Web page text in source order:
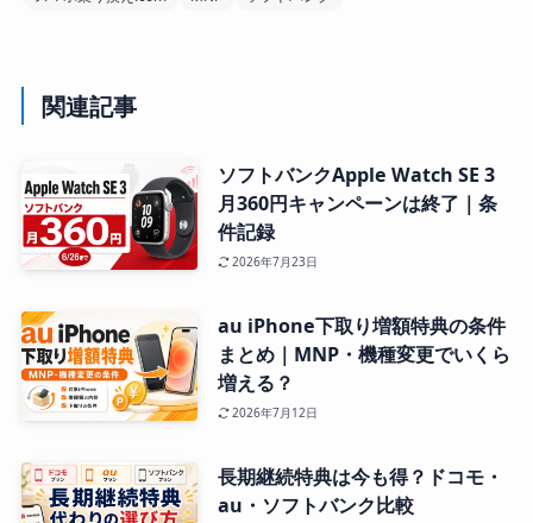
関連記事
ソフトバンクApple Watch SE 3
月360円キャンペーンは終了｜条
件記録
2026年7月23日
au iPhone下取り増額特典の条件
まとめ｜MNP・機種変更でいくら
増える？
2026年7月12日
長期継続特典は今も得？ドコモ・
au・ソフトバンク比較